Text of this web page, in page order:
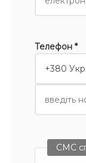
Телефон *
СМС